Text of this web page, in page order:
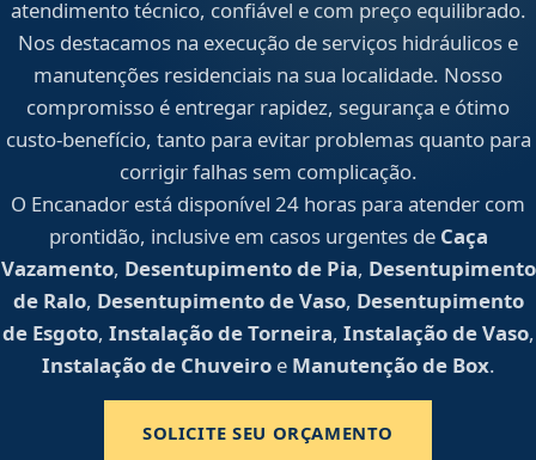
atendimento técnico, confiável e com preço equilibrado.
Nos destacamos na execução de serviços hidráulicos e
manutenções residenciais na sua localidade. Nosso
compromisso é entregar rapidez, segurança e ótimo
custo-benefício, tanto para evitar problemas quanto para
corrigir falhas sem complicação.
O Encanador está disponível 24 horas para atender com
prontidão, inclusive em casos urgentes de Caça
Vazamento, Desentupimento de Pia, Desentupimento
de Ralo, Desentupimento de Vaso, Desentupimento
de Esgoto, Instalação de Torneira, Instalação de Vaso,
Instalação de Chuveiroe Manutenção de Box.
SOLICITE SEU ORÇAMENTO